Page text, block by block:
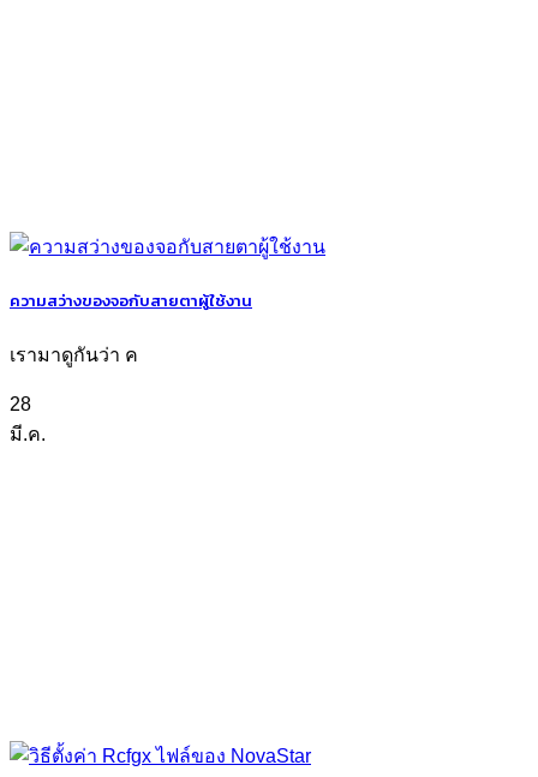
ความสว่างของจอกับสายตาผู้ใช้งาน
เรามาดูกันว่า ค
28
มี.ค.